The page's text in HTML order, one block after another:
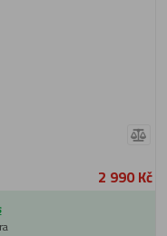
2 990 Kč